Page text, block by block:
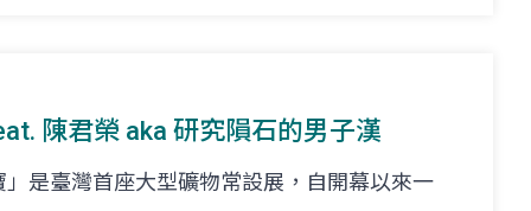
陳君榮 aka 研究隕石的男子漢
是臺灣首座大型礦物常設展，自開幕以來一